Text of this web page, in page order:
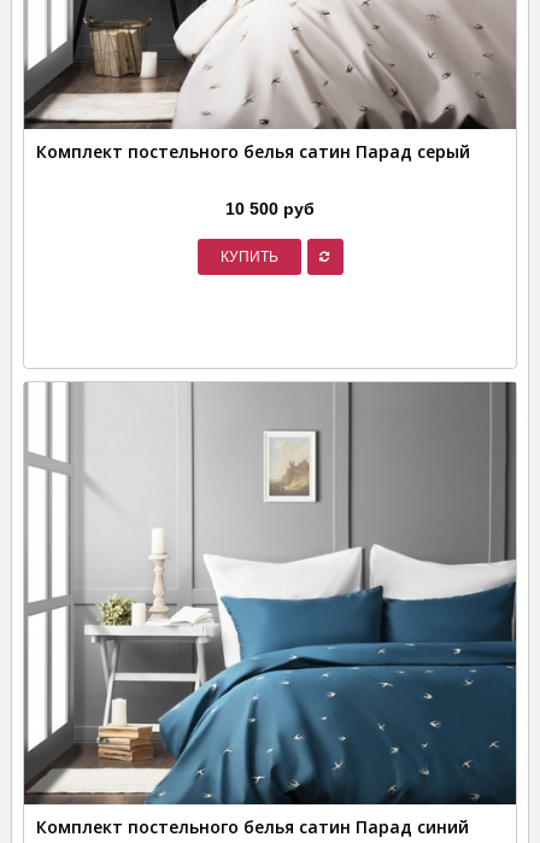
Комплект постельного белья сатин Парад серый
10 500 руб
КУПИТЬ
Комплект постельного белья сатин Парад синий